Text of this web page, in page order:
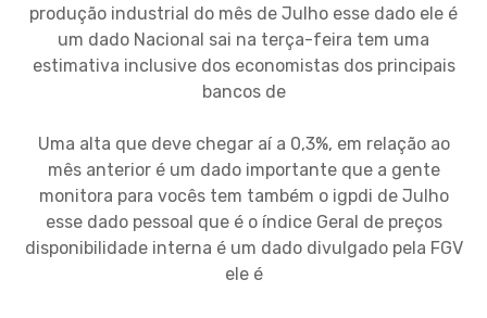
produção industrial do mês de Julho esse dado ele é
um dado Nacional sai na terça-feira tem uma
estimativa inclusive dos economistas dos principais
bancos de
Uma alta que deve chegar aí a 0,3%, em relação ao
mês anterior é um dado importante que a gente
monitora para vocês tem também o igpdi de Julho
esse dado pessoal que é o índice Geral de preços
disponibilidade interna é um dado divulgado pela FGV
ele é